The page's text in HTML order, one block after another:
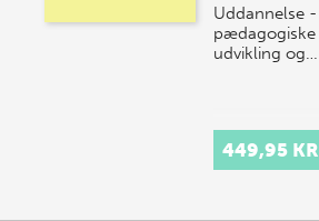
Uddannelse
pædagogiske
udvikling og…
449,95